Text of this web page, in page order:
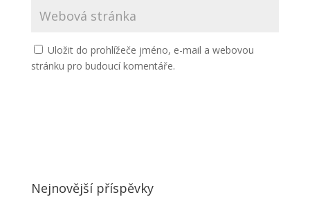
Uložit do prohlížeče jméno, e-mail a webovou
stránku pro budoucí komentáře.
Nejnovější příspěvky